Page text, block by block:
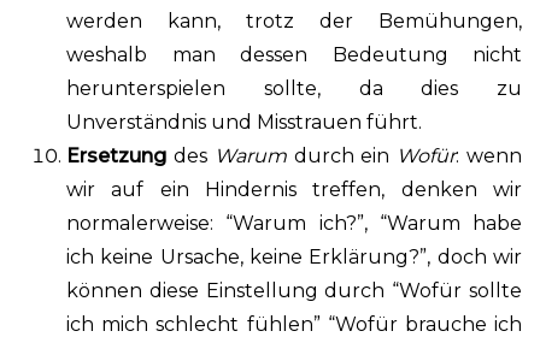
werden kann, trotz der Bemühungen,
weshalb man dessen Bedeutung nicht
herunterspielen sollte, da dies zu
Unverständnis und Misstrauen führt.
Ersetzung des Warumdurch ein Wofür: wenn
wir auf ein Hindernis treffen, denken wir
normalerweise: “Warum ich?”, “Warum habe
ich keine Ursache, keine Erklärung?”, doch wir
können diese Einstellung durch “Wofür sollte
ich mich schlecht fühlen” “Wofür brauche ich